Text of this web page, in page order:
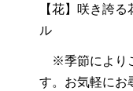
【花】咲き誇
ル
※季節により
す。お気軽にお